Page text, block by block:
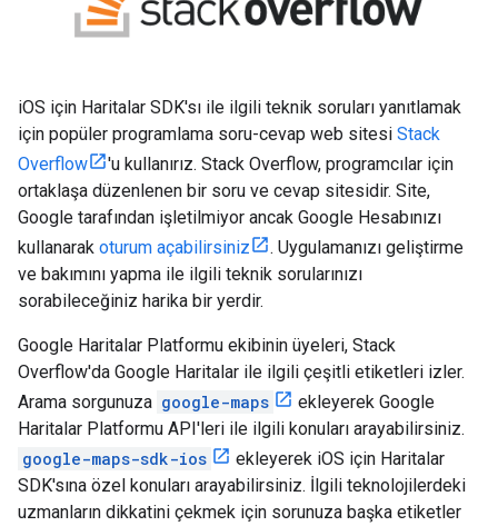
iOS için Haritalar SDK'sı ile ilgili teknik soruları yanıtlamak
için popüler programlama soru-cevap web sitesi Stack
Overflow
'u kullanırız. Stack Overflow, programcılar için
ortaklaşa düzenlenen bir soru ve cevap sitesidir. Site,
Google tarafından işletilmiyor ancak Google Hesabınızı
kullanarak oturum açabilirsiniz
. Uygulamanızı geliştirme
ve bakımını yapma ile ilgili teknik sorularınızı
sorabileceğiniz harika bir yerdir.
Google Haritalar Platformu ekibinin üyeleri, Stack
Overflow'da Google Haritalar ile ilgili çeşitli etiketleri izler.
Arama sorgunuza google-maps
ekleyerek Google
Haritalar Platformu API'leri ile ilgili konuları arayabilirsiniz.
google-maps-sdk-ios
ekleyerek iOS için Haritalar
SDK'sına özel konuları arayabilirsiniz. İlgili teknolojilerdeki
uzmanların dikkatini çekmek için sorunuza başka etiketler